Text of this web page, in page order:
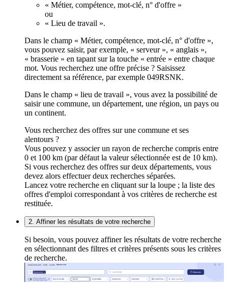
« Métier, compétence, mot-clé, n° d'offre »
ou
« Lieu de travail ».
Dans le champ « Métier, compétence, mot-clé, n° d'offre »,
vous pouvez saisir, par exemple, « serveur », « anglais »,
« brasserie » en tapant sur la touche « entrée » entre chaque
mot. Vous recherchez une offre précise ? Saisissez
directement sa référence, par exemple 049RSNK.
Dans le champ « lieu de travail », vous avez la possibilité de
saisir une commune, un département, une région, un pays ou
un continent.
Vous recherchez des offres sur une commune et ses
alentours ?
Vous pouvez y associer un rayon de recherche compris entre
0 et 100 km (par défaut la valeur sélectionnée est de 10 km).
Si vous recherchez des offres sur deux départements, vous
devez alors effectuer deux recherches séparées.
Lancez votre recherche en cliquant sur la loupe ; la liste des
offres d'emploi correspondant à vos critères de recherche est
restituée.
2. Affiner les résultats de votre recherche
Si besoin, vous pouvez affiner les résultats de votre recherche
en sélectionnant des filtres et critères présents sous les critères
de recherche.